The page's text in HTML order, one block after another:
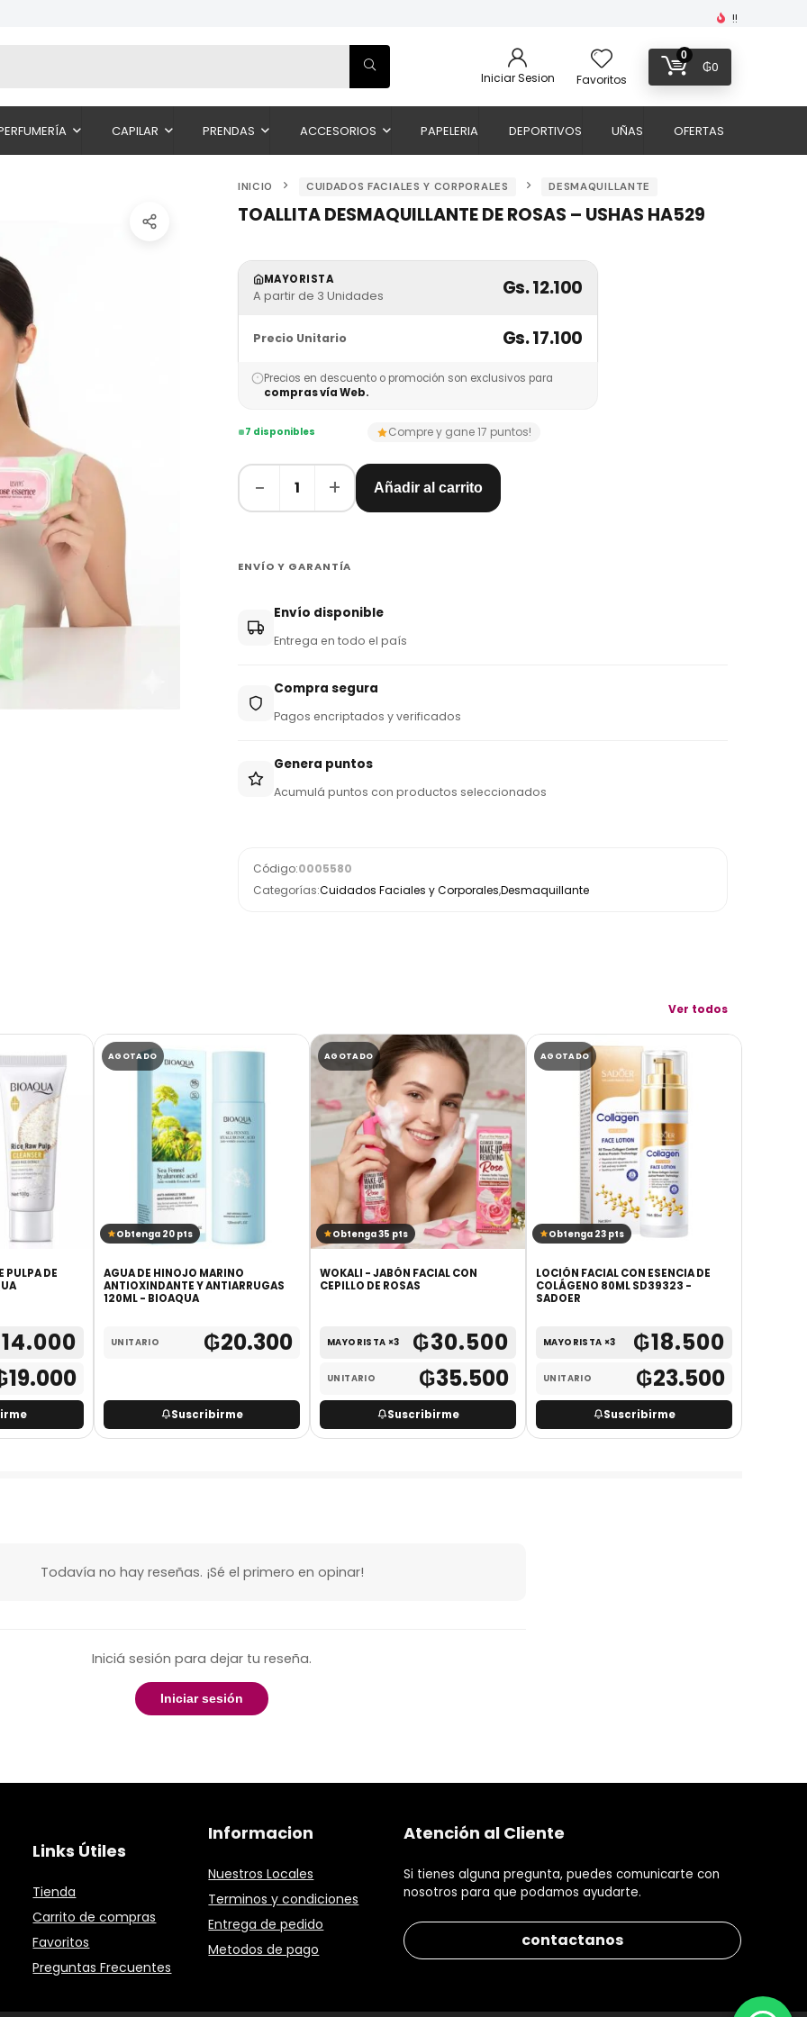
!!
Iniciar Sesion Favoritos
0
₲0
CAPILAR PRENDAS ACCESORIOS PAPELERIA DEPORTIVOS UÑAS OFERTAS
INICIO CUIDADOS FACIALES Y CORPORALES DESMAQUILLANTE
TOALLITA DESMAQUILLANTE DE ROSAS – USHAS HA529
MAYORISTA
A partir de 3 Unidades Gs. 12.100
Precio Unitario Gs. 17.100
Precios en descuento o promoción son exclusivos para
compras vía Web.
7 disponibles Compre y gane 17 puntos!
− 1 + Añadir al carrito
ENVÍO Y GARANTÍA
Envío disponible
Entrega en todo el país
Compra segura
Pagos encriptados y verificados
Genera puntos
Acumulá puntos con productos seleccionados
Código:0005580
Categorías:Cuidados Faciales y Corporales,Desmaquillante
Ver todos
PULPA DE
14.000
19.000
AGOTADO
Obtenga 20 pts
AGUA DE HINOJO MARINO
ANTIOXINDANTE Y ANTIARRUGAS
120ML - BIOAQUA
UNITARIO ₲20.300
Suscribirme
AGOTADO
Obtenga 35 pts
WOKALI - JABÓN FACIAL CON
CEPILLO DE ROSAS
MAYORISTA ×3 ₲30.500
UNITARIO ₲35.500
Suscribirme
AGOTADO
Obtenga 23 pts
LOCIÓN FACIAL CON ESENCIA DE
COLÁGENO 80ML SD39323 -
SADOER
MAYORISTA ×3 ₲18.500
UNITARIO ₲23.500
Suscribirme
Todavía no hay reseñas. ¡Sé el primero en opinar!
Iniciá sesión para dejar tu reseña.
Iniciar sesión
Links Útiles
Tienda
Carrito de compras
Favoritos
Preguntas Frecuentes
Informacion
Nuestros Locales
Terminos y condiciones
Entrega de pedido
Metodos de pago
Atención al Cliente
Si tienes alguna pregunta, puedes comunicarte con
nosotros para que podamos ayudarte.
contactanos